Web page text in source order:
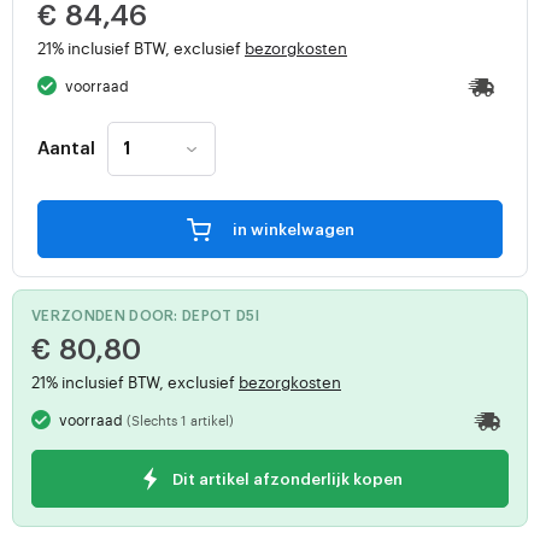
€ 84,46
21% inclusief BTW, exclusief bezorgkosten
voorraad
Aantal
in winkelwagen
VERZONDEN DOOR: DEPOT D5I
€ 80,80
21% inclusief BTW, exclusief bezorgkosten
voorraad(Slechts 1 artikel)
Dit artikel afzonderlijk kopen